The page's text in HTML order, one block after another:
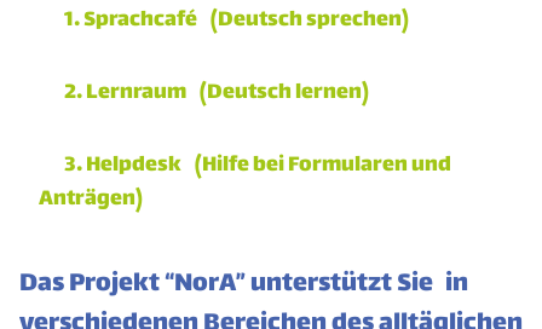
1. Sprachcafé (Deutsch sprechen)
2. Lernraum (Deutsch lernen)
3. Helpdesk (Hilfe bei Formularen und
Anträgen)
Das Projekt “NorA” unterstützt Sie in